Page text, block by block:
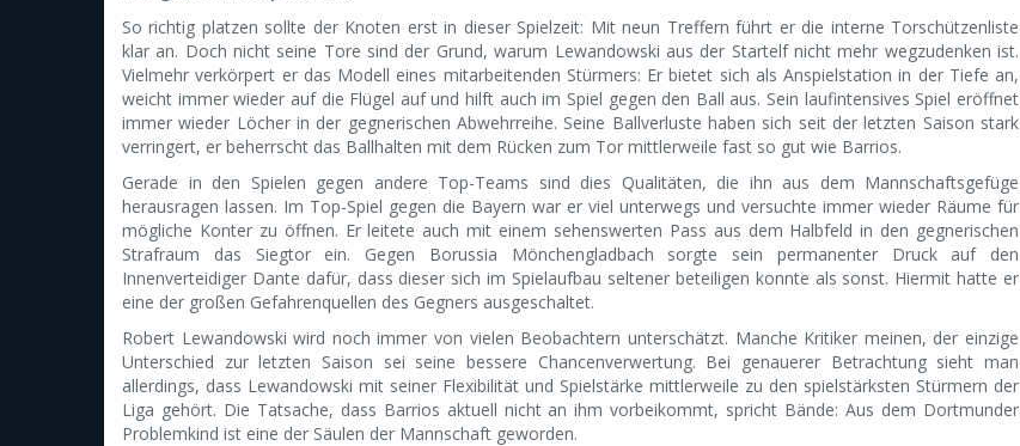
So richtig platzen sollte der Knoten erst in dieser Spielzeit: Mit neun Treffern führt er die interne Torschützenliste
klar an. Doch nicht seine Tore sind der Grund, warum Lewandowski aus der Startelf nicht mehr wegzudenken ist.
Vielmehr verkörpert er das Modell eines mitarbeitenden Stürmers: Er bietet sich als Anspielstation in der Tiefe an,
weicht immer wieder auf die Flügel auf und hilft auch im Spiel gegen den Ball aus. Sein laufintensives Spiel eröffnet
immer wieder Löcher in der gegnerischen Abwehrreihe. Seine Ballverluste haben sich seit der letzten Saison stark
verringert, er beherrscht das Ballhalten mit dem Rücken zum Tor mittlerweile fast so gut wie Barrios.
Gerade in den Spielen gegen andere Top-Teams sind dies Qualitäten, die ihn aus dem Mannschaftsgefüge
herausragen lassen. Im Top-Spiel gegen die Bayern war er viel unterwegs und versuchte immer wieder Räume für
mögliche Konter zu öffnen. Er leitete auch mit einem sehenswerten Pass aus dem Halbfeld in den gegnerischen
Strafraum das Siegtor ein. Gegen Borussia Mönchengladbach sorgte sein permanenter Druck auf den
Innenverteidiger Dante dafür, dass dieser sich im Spielaufbau seltener beteiligen konnte als sonst. Hiermit hatte er
eine der großen Gefahrenquellen des Gegners ausgeschaltet.
Robert Lewandowski wird noch immer von vielen Beobachtern unterschätzt. Manche Kritiker meinen, der einzige
Unterschied zur letzten Saison sei seine bessere Chancenverwertung. Bei genauerer Betrachtung sieht man
allerdings, dass Lewandowski mit seiner Flexibilität und Spielstärke mittlerweile zu den spielstärksten Stürmern der
Liga gehört. Die Tatsache, dass Barrios aktuell nicht an ihm vorbeikommt, spricht Bände: Aus dem Dortmunder
Problemkind ist eine der Säulen der Mannschaft geworden.